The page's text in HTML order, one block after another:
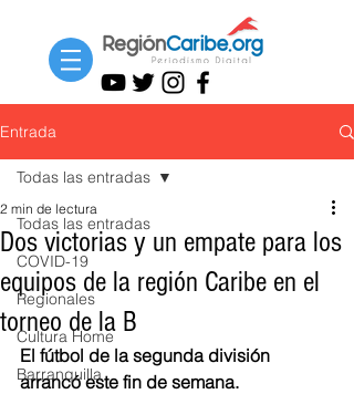
Entrada
Todas las entradas
COVID-19
Regionales
Cultura Home
Barranquilla
Todas las entradas
Dos victorias y un empate para los
equipos de la región Caribe en el
torneo de la B
2 min de lectura
El fútbol de la segunda división
arrancó este fin de semana.